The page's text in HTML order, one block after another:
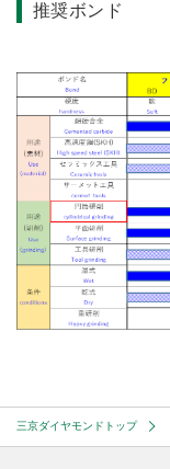
推奨ボンド
三京ダイヤモンドトップ